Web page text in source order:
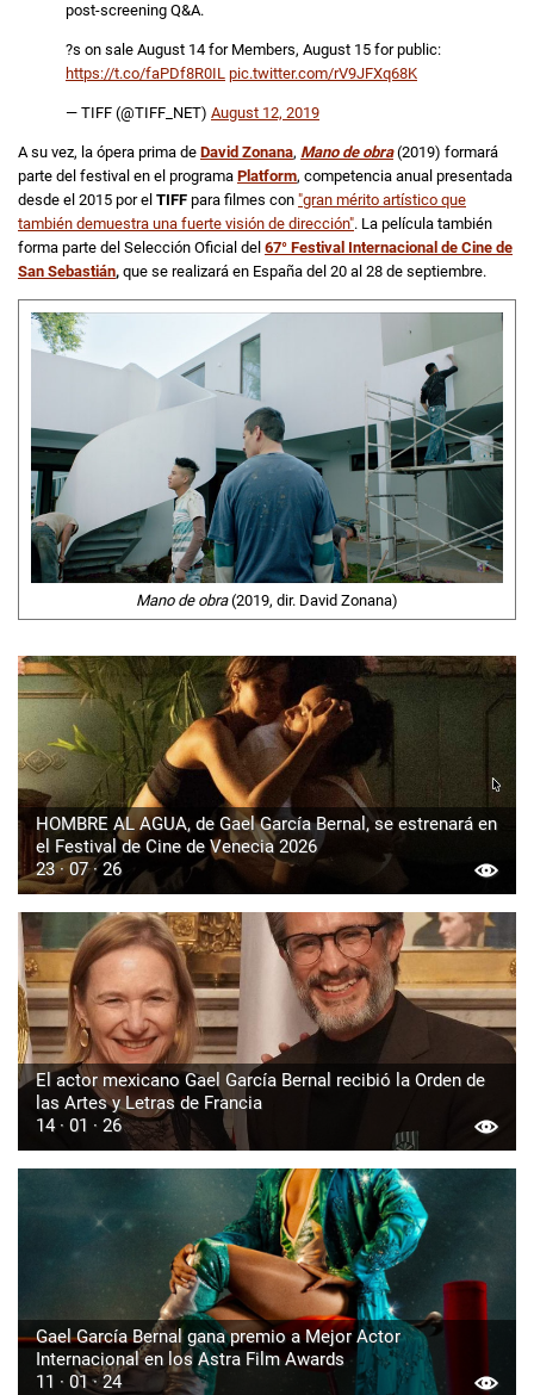
post-screening Q&A.
?s on sale August 14 for Members, August 15 for public:
https://t.co/faPDf8R0IL pic.twitter.com/rV9JFXq68K
— TIFF (@TIFF_NET) August 12, 2019
A su vez, la ópera prima de David Zonana, Mano de obra(2019) formará
parte del festival en el programa Platform, competencia anual presentada
desde el 2015 por el TIFF para filmes con "gran mérito artístico que
también demuestra una fuerte visión de dirección". La película también
forma parte del Selección Oficial del 67° Festival Internacional de Cine de
San Sebastián, que se realizará en España del 20 al 28 de septiembre.
Mano de obra(2019, dir. David Zonana)
HOMBRE AL AGUA, de Gael García Bernal, se estrenará en
el Festival de Cine de Venecia 2026
23 · 07 · 26
El actor mexicano Gael García Bernal recibió la Orden de
las Artes y Letras de Francia
14 · 01 · 26
Gael García Bernal gana premio a Mejor Actor
Internacional en los Astra Film Awards
11 · 01 · 24